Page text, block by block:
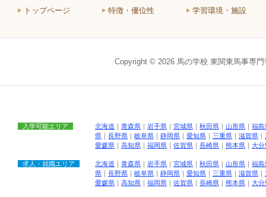
トップページ 特徴・優位性 学習環境・施設
Copyright © 2026 馬の学校 東関東馬事専
入学可能エリア 北海道 ｜ 青森県 ｜ 岩手県 ｜ 宮城県 ｜ 秋田県 ｜ 山形県 ｜ 福島
県 ｜ 長野県 ｜ 岐阜県 ｜ 静岡県 ｜ 愛知県 ｜ 三重県 ｜ 滋賀県 ｜
愛媛県 ｜ 高知県 ｜ 福岡県 ｜ 佐賀県 ｜ 長崎県 ｜ 熊本県 ｜ 大分
求人・就職エリア 北海道 ｜ 青森県 ｜ 岩手県 ｜ 宮城県 ｜ 秋田県 ｜ 山形県 ｜ 福島
県 ｜ 長野県 ｜ 岐阜県 ｜ 静岡県 ｜ 愛知県 ｜ 三重県 ｜ 滋賀県 ｜
愛媛県 ｜ 高知県 ｜ 福岡県 ｜ 佐賀県 ｜ 長崎県 ｜ 熊本県 ｜ 大分